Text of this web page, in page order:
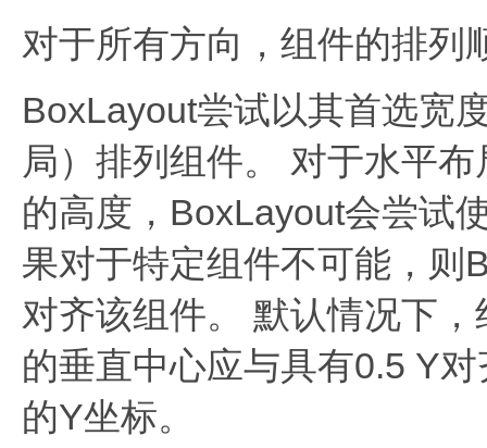
对于所有方向，组件的排列
BoxLayout尝试以其首选宽
局）排列组件。
对于水平
的高度，BoxLayout会尝试
果对于特定组件不可能，则
对齐该组件。
默认情况下
的垂直中心应与具有0.5 Y
的Y坐标。